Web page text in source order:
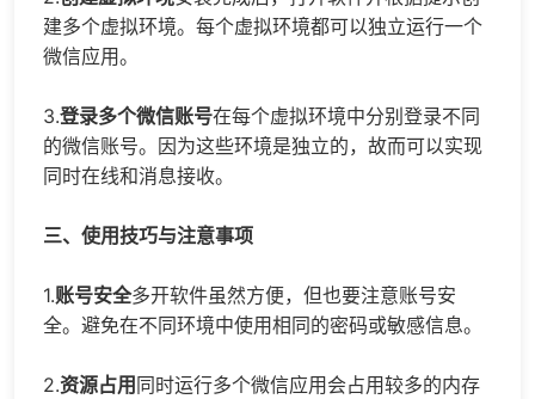
建多个虚拟环境。每个虚拟环境都可以独立运行一个
微信应用。
3.登录多个微信账号在每个虚拟环境中分别登录不同
的微信账号。因为这些环境是独立的，故而可以实现
同时在线和消息接收。
三、使用技巧与注意事项
1.账号安全多开软件虽然方便，但也要注意账号安
全。避免在不同环境中使用相同的密码或敏感信息。
2.资源占用 同时运行多个微信应用会占用较多的内存